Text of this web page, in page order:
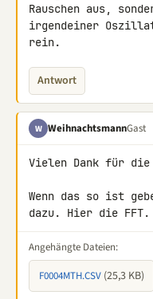
Rauschen aus,
irgendeiner
rein.
Antwort
W WeihnachtsmannGast
Vielen Dank für
Wenn das so ist
dazu. Hier die FFT.
Angehängte Dateien:
F0004MTH.CSV (25,3 KB)